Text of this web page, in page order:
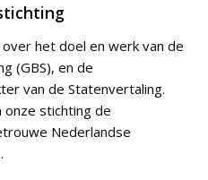
het doel en werk van de
(GBS), en de
van de Statenvertaling.
onze stichting de
Nederlandse